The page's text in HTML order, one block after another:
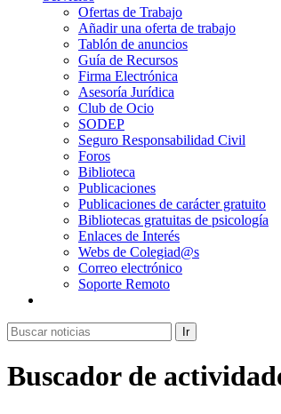
Ofertas de Trabajo
Añadir una oferta de trabajo
Tablón de anuncios
Guía de Recursos
Firma Electrónica
Asesoría Jurídica
Club de Ocio
SODEP
Seguro Responsabilidad Civil
Foros
Biblioteca
Publicaciones
Publicaciones de carácter gratuito
Bibliotecas gratuitas de psicología
Enlaces de Interés
Webs de Colegiad@s
Correo electrónico
Soporte Remoto
Ir
Buscador de